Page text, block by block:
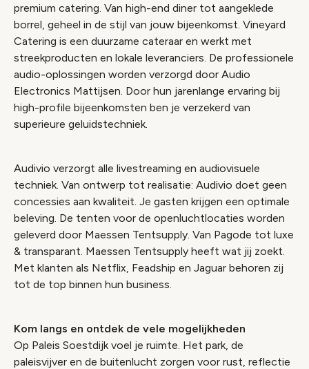
premium catering. Van high-end diner tot aangeklede
borrel, geheel in de stijl van jouw bijeenkomst. Vineyard
Catering is een duurzame cateraar en werkt met
streekproducten en lokale leveranciers. De professionele
audio-oplossingen worden verzorgd door Audio
Electronics Mattijsen. Door hun jarenlange ervaring bij
high-profile bijeenkomsten ben je verzekerd van
superieure geluidstechniek.
Audivio verzorgt alle livestreaming en audiovisuele
techniek. Van ontwerp tot realisatie: Audivio doet geen
concessies aan kwaliteit. Je gasten krijgen een optimale
beleving. De tenten voor de openluchtlocaties worden
geleverd door Maessen Tentsupply. Van Pagode tot luxe
& transparant. Maessen Tentsupply heeft wat jij zoekt.
Met klanten als Netflix, Feadship en Jaguar behoren zij
tot de top binnen hun business.
Kom langs en ontdek de vele mogelijkheden
Op Paleis Soestdijk voel je ruimte. Het park, de
paleisvijver en de buitenlucht zorgen voor rust, reflectie